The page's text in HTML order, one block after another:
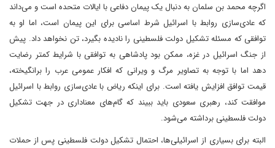
اگرچه محمد بن سلمان به دنبال یک پیمان دفاعی با ایالات متحده است و می‌داند
که عادی‌سازی روابط با اسرائیل شرط اساسی برای این پیمان است، اما او به
توافقی که مسئله تشکیل دولت فلسطینی را نادیده بگیرد، تن نخواهد داد. پیش
از جنگ اسرائیل در غزه، ممکن بود پادشاهی به توافقی با شرایط کمتر رضایت
دهد اما با توجه به تصاویر مرگ و ویرانی که افکار عمومی عرب را برانگیخته،
قیمت توافق افزایش یافته است. برای اینکه ریاض با عادی‌سازی روابط با اسرائیل
موافقت کند، رهبری سعودی باید ببیند که گام‌های معناداری در جهت تشکیل
دولت فلسطینی برداشته می‌شود.
البته برای بسیاری از اسرائیلی‌ها، احتمال تشکیل دولت فلسطینی پس از حملات